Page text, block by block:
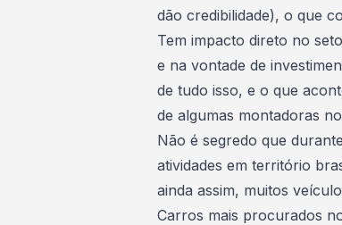
dão credibilidade), o que
Tem impacto direto no
e na vontade de
de tudo isso, e o que
de algumas montadoras
Não é segredo que
atividades em território
ainda assim, muitos
Carros mais procurados